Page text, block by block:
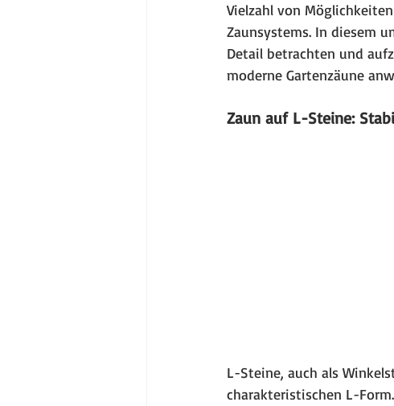
Vielzahl von
Zaunsystems. In diesem
Detail betrachten und
moderne Gartenzäune
Zaun auf L-Steine:
L-Steine, auch als
charakteristischen L-